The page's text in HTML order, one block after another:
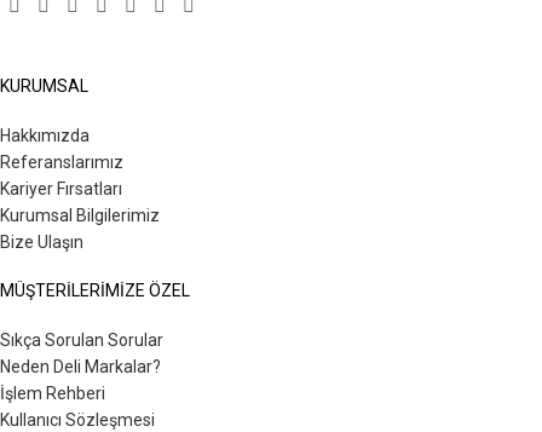
KURUMSAL
Hakkımızda
Referanslarımız
Kariyer Fırsatları
Kurumsal Bilgilerimiz
Bize Ulaşın
MÜŞTERİLERİMİZE ÖZEL
Sıkça Sorulan Sorular
Neden Deli Markalar?
İşlem Rehberi
Kullanıcı Sözleşmesi